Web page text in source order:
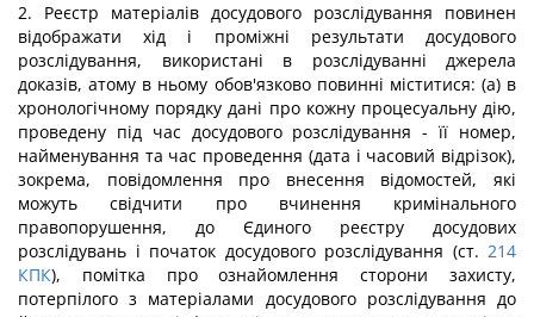
2. Реєстр матеріалів досудового розслідування повинен
відображати хід і проміжні результати досудового
розслідування, використані в розслідуванні джерела
доказів, атому в ньому обов'язково повинні міститися: (а) в
хронологічному порядку дані про кожну процесуальну дію,
проведену під час досудового розслідування - її номер,
найменування та час проведення (дата і часовий відрізок),
зокрема, повідомлення про внесення відомостей, які
можуть свідчити про вчинення кримінального
правопорушення, до Єдиного реєстру досудових
розслідувань і початок досудового розслідування (ст. 214
КПК), помітка про ознайомлення сторони захисту,
потерпілого з матеріалами досудового розслідування до